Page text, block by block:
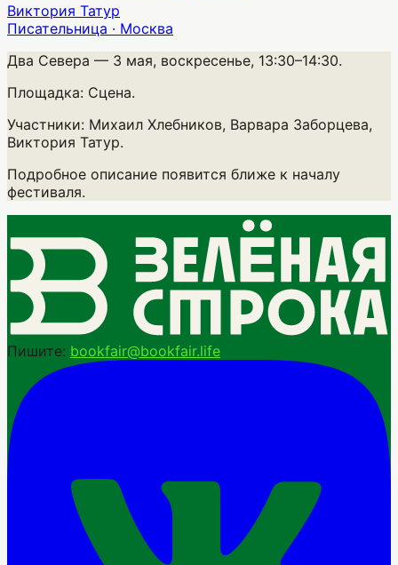
Виктория Татур
Писательница · Москва
Два Севера — 3 мая, воскресенье, 13:30–14:30.
Площадка: Сцена.
Участники: Михаил Хлебников, Варвара Заборцева,
Виктория Татур.
Подробное описание появится ближе к началу
фестиваля.
Пишите: bookfair@bookfair.life